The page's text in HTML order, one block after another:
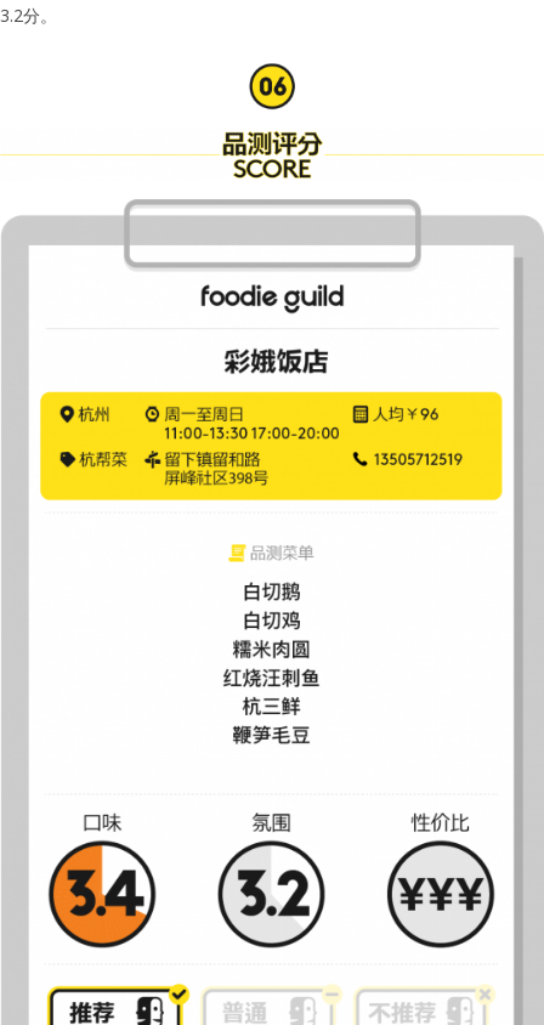
3.2分。